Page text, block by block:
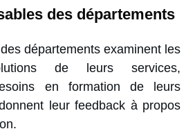
des départements
départements examinent les
de leurs services,
en formation de leurs
leur feedback à propos